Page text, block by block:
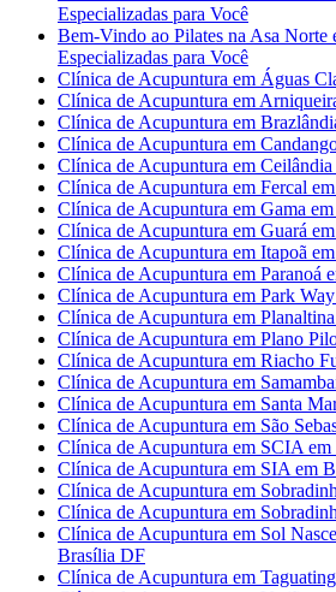
Especializadas para Você
Bem-Vindo ao Pilates na Asa Norte
Especializadas para Você
Clínica de Acupuntura em Águas
Clínica de Acupuntura em
Clínica de Acupuntura em
Clínica de Acupuntura em
Clínica de Acupuntura em
Clínica de Acupuntura em Fercal
Clínica de Acupuntura em Gama
Clínica de Acupuntura em Guará
Clínica de Acupuntura em Itapoã
Clínica de Acupuntura em Paranoá
Clínica de Acupuntura em Park
Clínica de Acupuntura em
Clínica de Acupuntura em Plano
Clínica de Acupuntura em Riacho
Clínica de Acupuntura em
Clínica de Acupuntura em Santa
Clínica de Acupuntura em São
Clínica de Acupuntura em SCIA
Clínica de Acupuntura em SIA em
Clínica de Acupuntura em
Clínica de Acupuntura em
Clínica de Acupuntura em Sol
Brasília DF
Clínica de Acupuntura em